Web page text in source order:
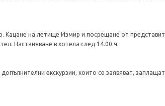
Кацане на летище Измир и посрещане от
Настаняване в хотела след 14.00 ч.
екскурзии, които се заявяват,